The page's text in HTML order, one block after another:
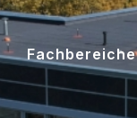
Fachbereiche